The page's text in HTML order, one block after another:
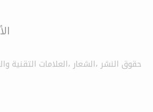
حقوق النشر ،الشعار ،العلامات التقنية